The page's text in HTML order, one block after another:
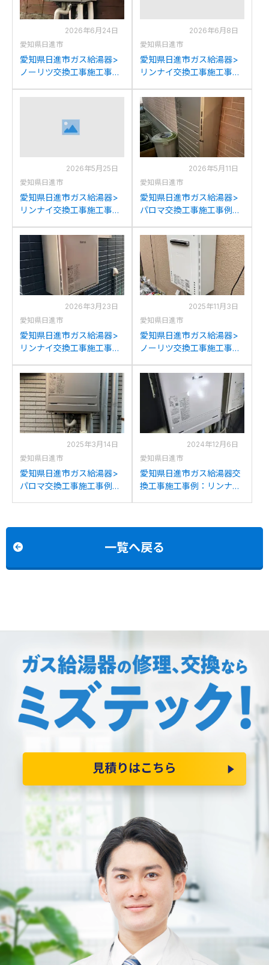
2026年6月24日
愛知県日進市
愛知県日進市ガス給湯器>
ノーリツ交換工事施工事
からノーリツGT-
2026年6月8日
愛知県日進市
愛知県日進市ガス給湯器>
リンナイ交換工事施工事
E2401SAW2-1(A)からリン
ナイRVD-E2405SAW2-
1(C)への交換
2026年5月25日
愛知県日進市
愛知県日進市ガス給湯器>
リンナイ交換工事施工事
E2401SAW2-1からリンナイ
RVD-E2405SAW2-1(C)へ
の交換
2026年5月11日
愛知県日進市
愛知県日進市ガス給湯器>
パロマ交換工事施工事例：
からパロマFH-2423SAW-1
への交換
2026年3月23日
愛知県日進市
愛知県日進市ガス給湯器>
リンナイ交換工事施工事
からリンナイRUF-
K2406SAW(A)への交換
2025年11月3日
愛知県日進市
愛知県日進市ガス給湯器>
ノーリツ交換工事施工事
ノーリツGT-1670SAW BL
への交換
2025年3月14日
愛知県日進市
愛知県日進市ガス給湯器>
パロマ交換工事施工事例：
2024年12月6日
愛知県日進市
愛知県日進市ガス給湯器交
換工事施工事例：リンナイ
一覧へ戻る
見積りはこちら